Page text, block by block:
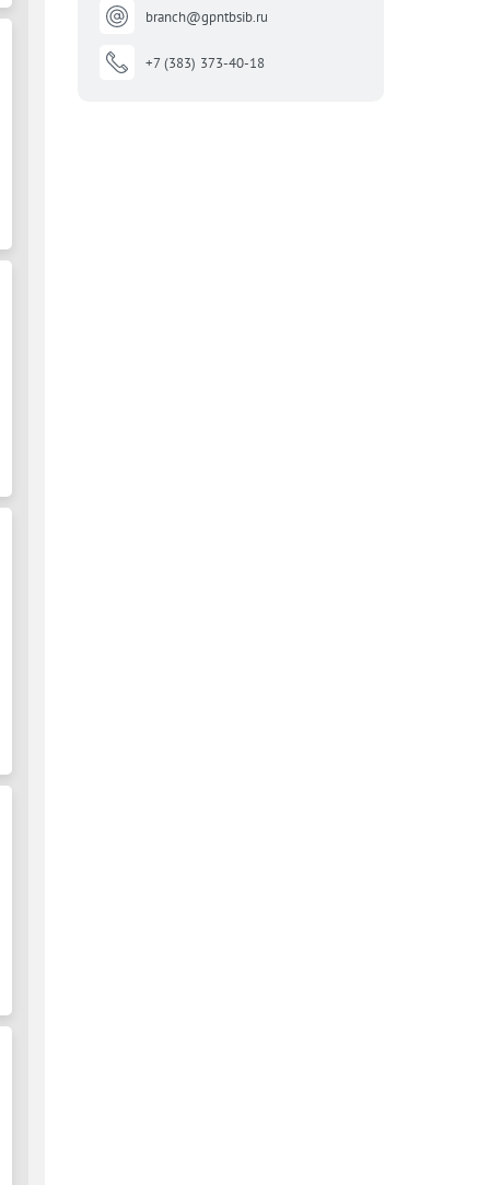
branch@gpntbsib.ru
+7 (383) 373-40-18